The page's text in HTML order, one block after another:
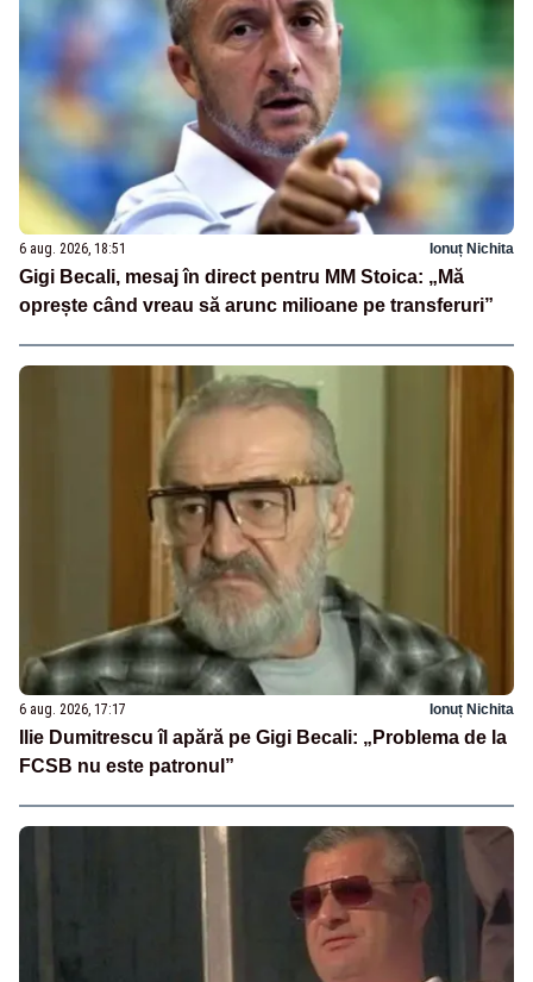
6 aug. 2026, 18:51 Ionuț Nichita
Gigi Becali, mesaj în direct pentru MM Stoica: „Mă
oprește când vreau să arunc milioane pe transferuri”
6 aug. 2026, 17:17 Ionuț Nichita
Ilie Dumitrescu îl apără pe Gigi Becali: „Problema de la
FCSB nu este patronul”